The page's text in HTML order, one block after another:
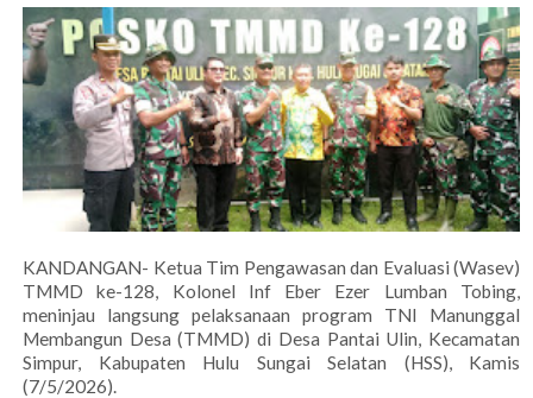
KANDANGAN- Ketua Tim Pengawasan dan Evaluasi (Wasev)
TMMD ke-128, Kolonel Inf Eber Ezer Lumban Tobing,
meninjau langsung pelaksanaan program TNI Manunggal
Membangun Desa (TMMD) di Desa Pantai Ulin, Kecamatan
Simpur, Kabupaten Hulu Sungai Selatan (HSS), Kamis
(7/5/2026).